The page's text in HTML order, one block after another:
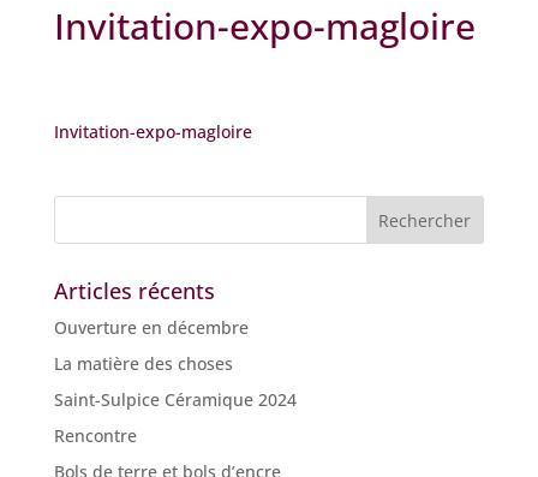
Invitation-expo-magloire
Invitation-expo-magloire
Articles récents
Ouverture en décembre
La matière des choses
Saint-Sulpice Céramique 2024
Rencontre
Bols de terre et bols d’encre